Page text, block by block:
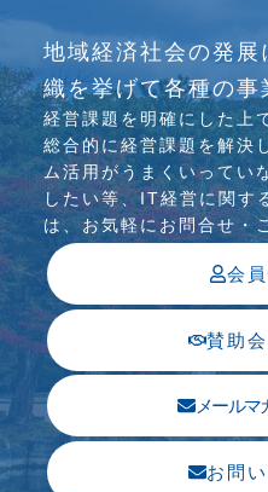
介護ソリューション研
行っています
地域経済社会の発展
織を挙げて各種の事
経営課題を明確にした上
総合的に経営課題を解決
ム活⽤がうまくいってい
したい等、IT経営に関す
は、お気軽にお問合せ・
会
賛助
メールマ
お問